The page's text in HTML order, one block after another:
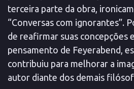
terceira parte da obra,
“Conversas com ignorantes”.
de reafirmar suas concepções
pensamento de Feyerabend,
contribuiu para melhorar a
autor diante dos demais